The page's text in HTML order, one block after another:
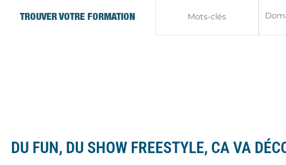
TROUVER VOTRE FORMATION
DU FUN, DU SHOW FREESTYLE, CA VA